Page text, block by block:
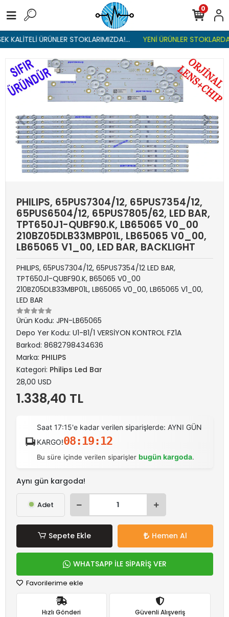
ÜRÜNLER STOKLARIMIZDA!... YENİ ÜRÜNLER
0
PHILIPS, 65PUS7304/12, 65PUS7354/12,
65PUS6504/12, 65PUS7805/62, LED BAR,
TPT650J1-QUBF90.K, LB65065 V0_00
210BZ05DLB33MBP01L, LB65065 V0_00,
LB65065 V1_00, LED BAR, BACKLIGHT
PHILIPS, 65PUS7304/12, 65PUS7354/12 LED BAR,
TPT650J1-QUBF90.K, B65065 V0_00
210BZ05DLB33MBP01L, LB65065 V0_00, LB65065 V1_00,
LED BAR
Ürün Kodu: JPN-LB65065
Depo Yer Kodu: U1-B1/1 VERSİYON KONTROL FZ1A
Barkod: 8682798434636
Marka: PHILIPS
Kategori: Philips Led Bar
28,00 USD
1.338,40 TL
Saat 17:15'e kadar verilen siparişlerde: AYNI GÜN
KARGO!08:19:12
Bu süre içinde verilen siparişlerbugün kargoda.
Aynı gün kargoda!
Adet
Sepete Ekle Hemen Al
WHATSAPP İLE SİPARİŞ VER
Favorilerime ekle
Hızlı Gönderi Güvenli Alışveriş